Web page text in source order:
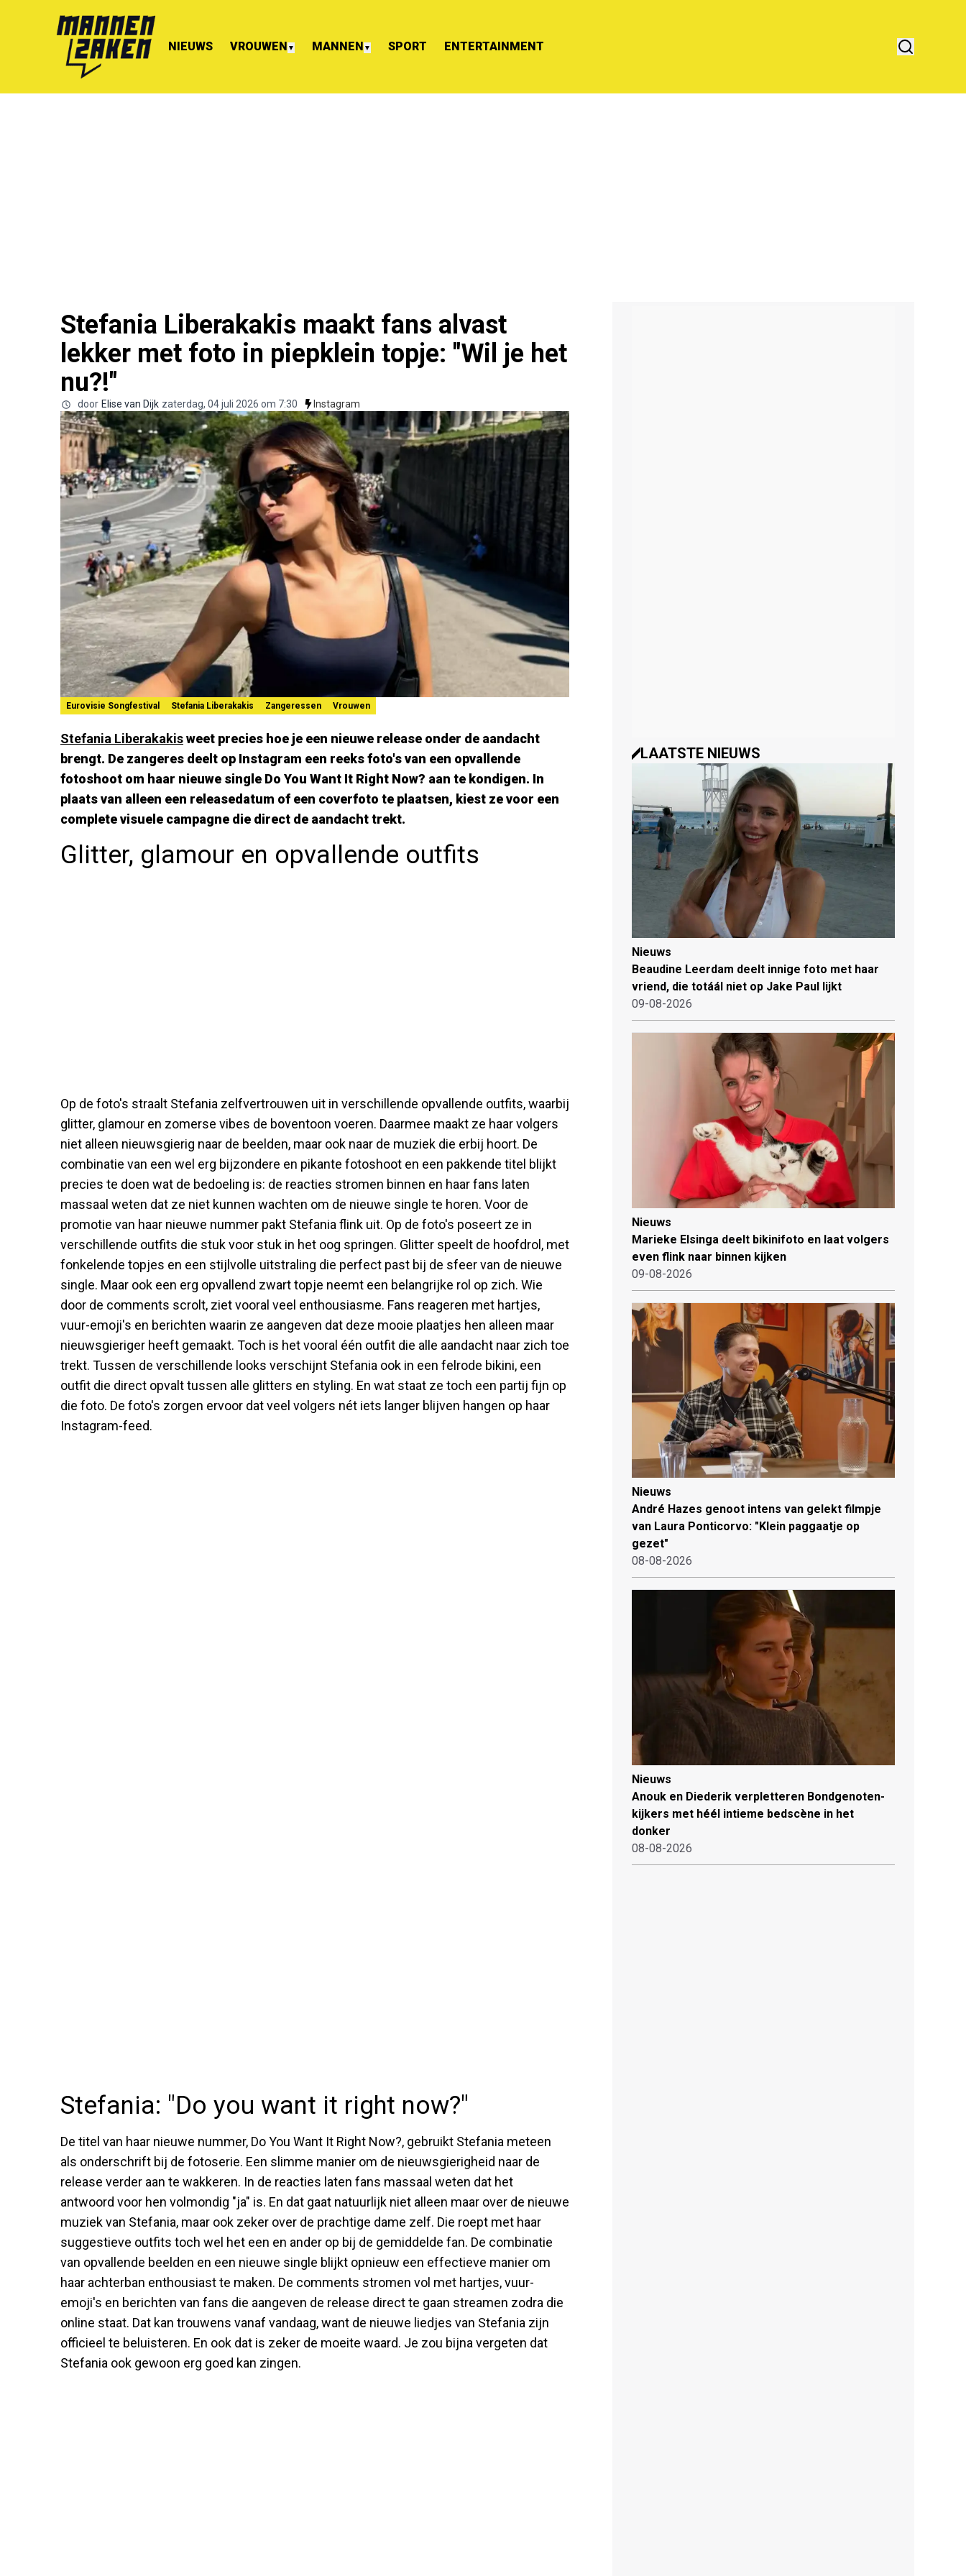
NIEUWS VROUWEN ▼ MANNEN ▼ SPORT ENTERTAINMENT
Stefania Liberakakis maakt fans alvast
lekker met foto in piepklein topje: "Wil je het
nu?!"
door Elise van Dijk zaterdag, 04 juli 2026 om 7:30 Instagram
Eurovisie Songfestival Stefania Liberakakis Zangeressen Vrouwen
Stefania Liberakakisweet precies hoe je een nieuwe release onder de aandacht
brengt. De zangeres deelt op Instagram een reeks foto's van een opvallende
fotoshoot om haar nieuwe single Do You Want It Right Now? aan te kondigen. In
plaats van alleen een releasedatum of een coverfoto te plaatsen, kiest ze voor een
complete visuele campagne die direct de aandacht trekt.
Glitter, glamour en opvallende outfits
Op de foto's straalt Stefania zelfvertrouwen uit in verschillende opvallende outfits, waarbij
glitter, glamour en zomerse vibes de boventoon voeren. Daarmee maakt ze haar volgers
niet alleen nieuwsgierig naar de beelden, maar ook naar de muziek die erbij hoort. De
combinatie van een wel erg bijzondere en pikante fotoshoot en een pakkende titel blijkt
precies te doen wat de bedoeling is: de reacties stromen binnen en haar fans laten
massaal weten dat ze niet kunnen wachten om de nieuwe single te horen. Voor de
promotie van haar nieuwe nummer pakt Stefania flink uit. Op de foto's poseert ze in
verschillende outfits die stuk voor stuk in het oog springen. Glitter speelt de hoofdrol, met
fonkelende topjes en een stijlvolle uitstraling die perfect past bij de sfeer van de nieuwe
single. Maar ook een erg opvallend zwart topje neemt een belangrijke rol op zich. Wie
door de comments scrolt, ziet vooral veel enthousiasme. Fans reageren met hartjes,
vuur-emoji's en berichten waarin ze aangeven dat deze mooie plaatjes hen alleen maar
nieuwsgieriger heeft gemaakt. Toch is het vooral één outfit die alle aandacht naar zich toe
trekt. Tussen de verschillende looks verschijnt Stefania ook in een felrode bikini, een
outfit die direct opvalt tussen alle glitters en styling. En wat staat ze toch een partij fijn op
die foto. De foto's zorgen ervoor dat veel volgers nét iets langer blijven hangen op haar
Instagram-feed.
Stefania: "Do you want it right now?"
De titel van haar nieuwe nummer, Do You Want It Right Now?, gebruikt Stefania meteen
als onderschrift bij de fotoserie. Een slimme manier om de nieuwsgierigheid naar de
release verder aan te wakkeren. In de reacties laten fans massaal weten dat het
antwoord voor hen volmondig "ja" is. En dat gaat natuurlijk niet alleen maar over de nieuwe
muziek van Stefania, maar ook zeker over de prachtige dame zelf. Die roept met haar
suggestieve outfits toch wel het een en ander op bij de gemiddelde fan. De combinatie
van opvallende beelden en een nieuwe single blijkt opnieuw een effectieve manier om
haar achterban enthousiast te maken. De comments stromen vol met hartjes, vuur-
emoji's en berichten van fans die aangeven de release direct te gaan streamen zodra die
online staat. Dat kan trouwens vanaf vandaag, want de nieuwe liedjes van Stefania zijn
officieel te beluisteren. En ook dat is zeker de moeite waard. Je zou bijna vergeten dat
Stefania ook gewoon erg goed kan zingen.
LAATSTE NIEUWS
Nieuws
Beaudine Leerdam deelt innige foto met haar
vriend, die totáál niet op Jake Paul lijkt
09-08-2026
Nieuws
Marieke Elsinga deelt bikinifoto en laat volgers
even flink naar binnen kijken
09-08-2026
Nieuws
André Hazes genoot intens van gelekt filmpje
van Laura Ponticorvo: "Klein paggaatje op
gezet"
08-08-2026
Nieuws
Anouk en Diederik verpletteren Bondgenoten-
kijkers met héél intieme bedscène in het
donker
08-08-2026